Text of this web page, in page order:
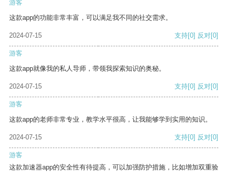
游客
这款app的功能非常丰富，可以满足我不同的社交需求。
2024-07-15 支持[0] 反对[0]
游客
这款app就像我的私人导师，带领我探索知识的奥秘。
2024-07-15 支持[0] 反对[0]
游客
这款app的老师非常专业，教学水平很高，让我能够学到实用的知识。
2024-07-15 支持[0] 反对[0]
游客
这款加速器app的安全性有待提高，可以加强防护措施，比如增加双重验